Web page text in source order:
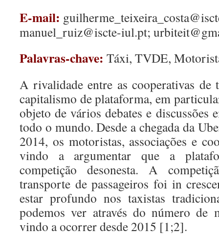
E-mail:
manuel_ruiz@iscte-iul.pt;
Palavras-chave: Táxi, TVDE,
A rivalidade entre as cooperativas de
capitalismo de plataforma, em
objeto de vários debates e discussões
todo o mundo. Desde a chegada da
2014, os motoristas, associações e
vindo a argumentar que a
competição desonesta. A
transporte de passageiros foi in
estar profundo nos taxistas
podemos ver através do número de
vindo a ocorrer desde 2015 [1;2].